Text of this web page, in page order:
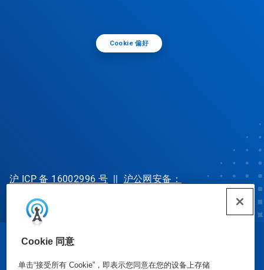
Cookie 同意
单击“接受所有 Cookie”，即表示您同意在您的设备上存储
Cookie 偏好
沪 ICP 备 16002996 号 || 沪公网安备：